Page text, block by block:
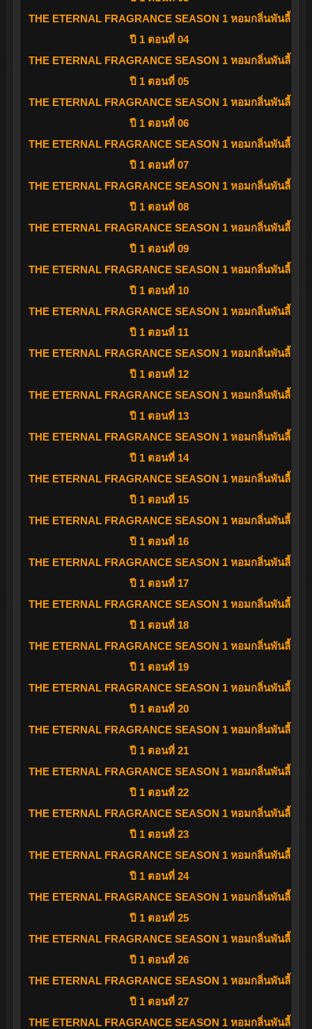
THE ETERNAL FRAGRANCE SEASON 1 หอมกลิ่นพันลี้
ปี 1 ตอนที่ 04
THE ETERNAL FRAGRANCE SEASON 1 หอมกลิ่นพันลี้
ปี 1 ตอนที่ 05
THE ETERNAL FRAGRANCE SEASON 1 หอมกลิ่นพันลี้
ปี 1 ตอนที่ 06
THE ETERNAL FRAGRANCE SEASON 1 หอมกลิ่นพันลี้
ปี 1 ตอนที่ 07
THE ETERNAL FRAGRANCE SEASON 1 หอมกลิ่นพันลี้
ปี 1 ตอนที่ 08
THE ETERNAL FRAGRANCE SEASON 1 หอมกลิ่นพันลี้
ปี 1 ตอนที่ 09
THE ETERNAL FRAGRANCE SEASON 1 หอมกลิ่นพันลี้
ปี 1 ตอนที่ 10
THE ETERNAL FRAGRANCE SEASON 1 หอมกลิ่นพันลี้
ปี 1 ตอนที่ 11
THE ETERNAL FRAGRANCE SEASON 1 หอมกลิ่นพันลี้
ปี 1 ตอนที่ 12
THE ETERNAL FRAGRANCE SEASON 1 หอมกลิ่นพันลี้
ปี 1 ตอนที่ 13
THE ETERNAL FRAGRANCE SEASON 1 หอมกลิ่นพันลี้
ปี 1 ตอนที่ 14
THE ETERNAL FRAGRANCE SEASON 1 หอมกลิ่นพันลี้
ปี 1 ตอนที่ 15
THE ETERNAL FRAGRANCE SEASON 1 หอมกลิ่นพันลี้
ปี 1 ตอนที่ 16
THE ETERNAL FRAGRANCE SEASON 1 หอมกลิ่นพันลี้
ปี 1 ตอนที่ 17
THE ETERNAL FRAGRANCE SEASON 1 หอมกลิ่นพันลี้
ปี 1 ตอนที่ 18
THE ETERNAL FRAGRANCE SEASON 1 หอมกลิ่นพันลี้
ปี 1 ตอนที่ 19
THE ETERNAL FRAGRANCE SEASON 1 หอมกลิ่นพันลี้
ปี 1 ตอนที่ 20
THE ETERNAL FRAGRANCE SEASON 1 หอมกลิ่นพันลี้
ปี 1 ตอนที่ 21
THE ETERNAL FRAGRANCE SEASON 1 หอมกลิ่นพันลี้
ปี 1 ตอนที่ 22
THE ETERNAL FRAGRANCE SEASON 1 หอมกลิ่นพันลี้
ปี 1 ตอนที่ 23
THE ETERNAL FRAGRANCE SEASON 1 หอมกลิ่นพันลี้
ปี 1 ตอนที่ 24
THE ETERNAL FRAGRANCE SEASON 1 หอมกลิ่นพันลี้
ปี 1 ตอนที่ 25
THE ETERNAL FRAGRANCE SEASON 1 หอมกลิ่นพันลี้
ปี 1 ตอนที่ 26
THE ETERNAL FRAGRANCE SEASON 1 หอมกลิ่นพันลี้
ปี 1 ตอนที่ 27
THE ETERNAL FRAGRANCE SEASON 1 หอมกลิ่นพันลี้